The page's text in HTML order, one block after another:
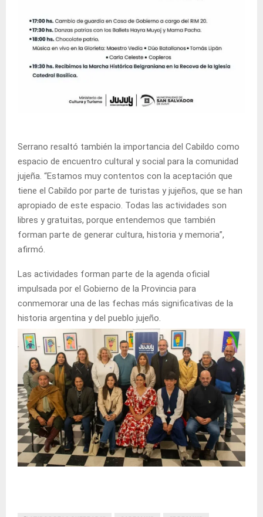
Serrano resaltó también la importancia del Cabildo como
espacio de encuentro cultural y social para la comunidad
jujeña. “Estamos muy contentos con la aceptación que
tiene el Cabildo por parte de turistas y jujeños, que se han
apropiado de este espacio. Todas las actividades son
libres y gratuitas, porque entendemos que también
forman parte de generar cultura, historia y memoria”,
afirmó.
Las actividades forman parte de la agenda oficial
impulsada por el Gobierno de la Provincia para
conmemorar una de las fechas más significativas de la
historia argentina y del pueblo jujeño.